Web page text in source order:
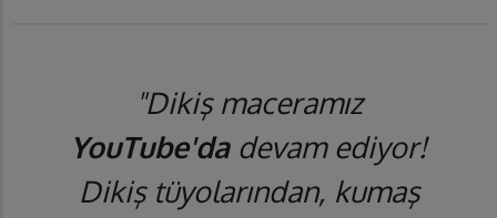
"Dikiş maceramız
YouTube'dadevam ediyor!
Dikiş tüyolarından, kumaş